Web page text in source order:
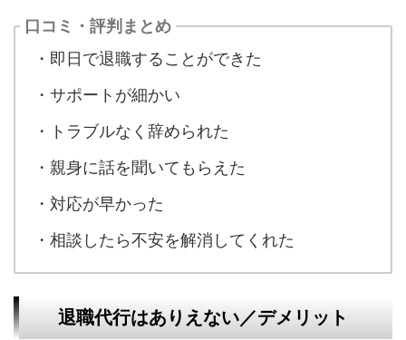
口コミ・評判まとめ
・即日で退職することができた
・サポートが細かい
・トラブルなく辞められた
・親身に話を聞いてもらえた
・対応が早かった
・相談したら不安を解消してくれた
退職代行はありえない／デメリット